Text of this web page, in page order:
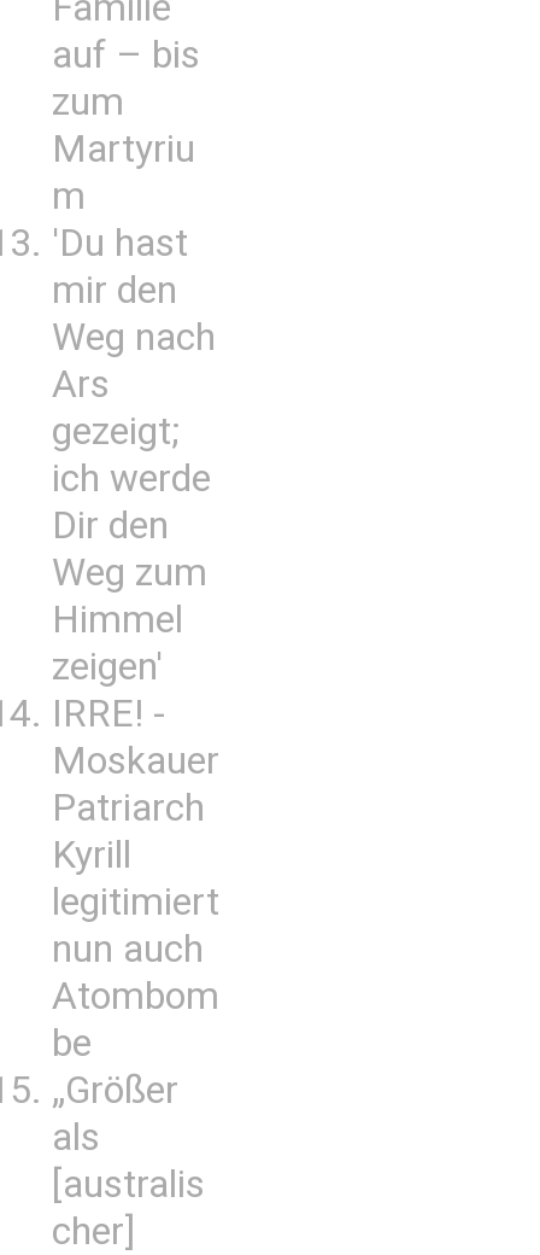
auf – bis
zum
Martyriu
m
'Du hast
mir den
Weg nach
Ars
gezeigt;
ich werde
Dir den
Weg zum
Himmel
zeigen'
IRRE! -
Moskauer
Patriarch
Kyrill
legitimiert
nun auch
Atombom
be
„Größer
als
[australis
cher]